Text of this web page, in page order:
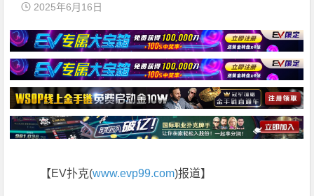
2025年6月16日
【EV扑克(www.evp99.com)报道】